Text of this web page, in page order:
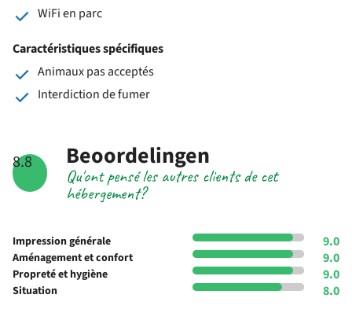
WiFi en parc
Caractéristiques spécifiques
Animaux pas acceptés
Interdiction de fumer
8.8
Qu'ont pensé les autres clients de cet
hébergement?
Beoordelingen
Impression générale 9.0
Aménagement et confort 9.0
Propreté et hygiène 9.0
Situation 8.0